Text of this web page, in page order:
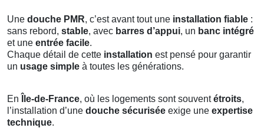
Une douche PMR, c’est avant tout une installation fiable :
sans rebord, stable, avec barres d’appui, un banc intégré
et une entrée facile.
Chaque détail de cette installation est pensé pour garantir
un usage simple à toutes les générations.
En Île-de-France, où les logements sont souventétroits,
l’installation d’une douche sécurisée exige une expertise
technique.